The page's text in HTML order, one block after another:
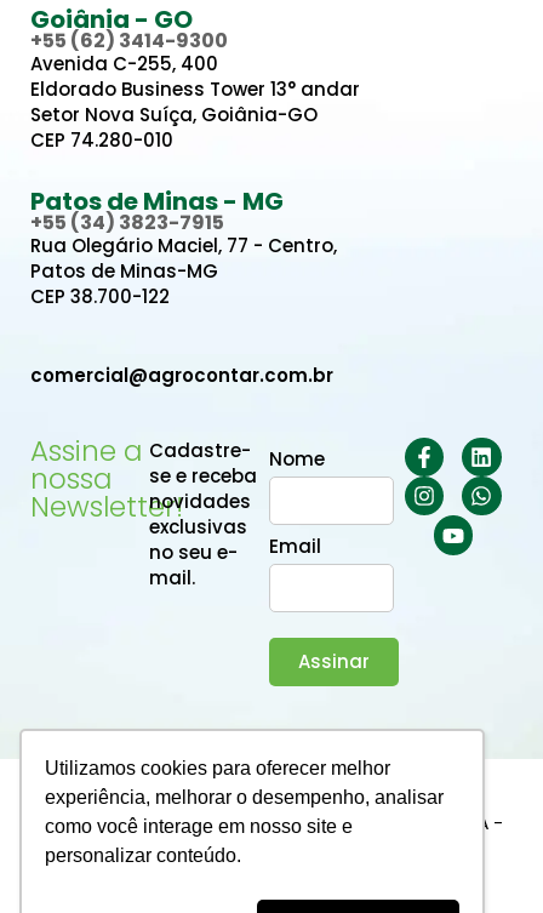
Utilizamos cookies para oferecer melhor
experiência, melhorar o desempenho, analisar
como você interage em nosso site e
personalizar conteúdo.
Goiânia - GO
+55 (62) 3414-9300
Avenida C-255, 400
Eldorado Business Tower 13° andar
Setor Nova Suíça, Goiânia-GO
CEP 74.280-010
Patos de Minas - MG
+55 (34) 3823-7915
Rua Olegário Maciel, 77 - Centro,
Patos de Minas-MG
CEP 38.700-122
comercial@agrocontar.com.br
Assine a
nossa
Newsletter!
Cadastre-
se e receba
novidades
exclusivas
no seu e-
mail.
Nome
Email
Assinar
2025 © Agrocontar. Todos os direitos reservados
AGROCONTAR BHUB SERVICOS ADMINISTRATIVOS LTDA -
CNPJ 63.229.644/0001-76